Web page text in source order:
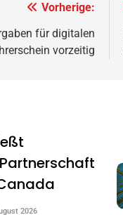
Vorherige:
für digitalen
vorzeitig
2026